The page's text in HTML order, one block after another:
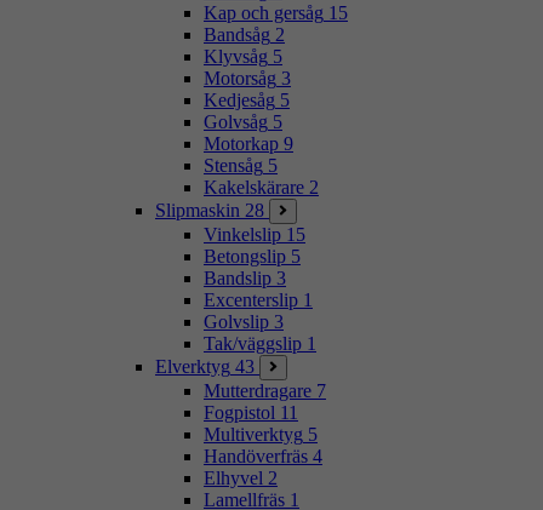
Kap och gersåg 15
Bandsåg 2
Klyvsåg 5
Motorsåg 3
Kedjesåg 5
Golvsåg 5
Motorkap 9
Stensåg 5
Kakelskärare 2
Slipmaskin 28
Vinkelslip 15
Betongslip 5
Bandslip 3
Excenterslip 1
Golvslip 3
Tak/väggslip 1
Elverktyg 43
Mutterdragare 7
Fogpistol 11
Multiverktyg 5
Handöverfräs 4
Elhyvel 2
Lamellfräs 1